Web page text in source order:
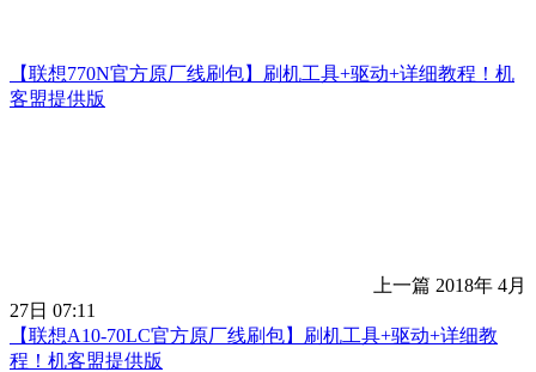
【联想770N官方原厂线刷包】刷机工具+驱动+详细教程！机
客盟提供版
上一篇 2018年 4月
27日 07:11
【联想A10-70LC官方原厂线刷包】刷机工具+驱动+详细教
程！机客盟提供版